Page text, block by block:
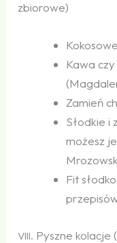
zbiorowe)
Kawa
Zamień
Słodkie i
możesz
Fit
VIII. Pyszne kolacje